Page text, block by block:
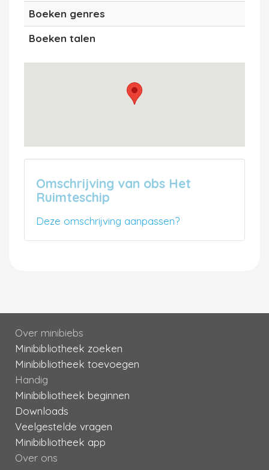
Boeken genres
Boeken talen
Omschrijving van obs Het
Ruimteschip
Deze omschrijving aanpassen?
Over minibiebs
Minibibliotheek zoeken
Minibibliotheek toevoegen
Handig
Minibibliotheek beginnen
Downloads
Veelgestelde vragen
Minibibliotheek app
Over ons